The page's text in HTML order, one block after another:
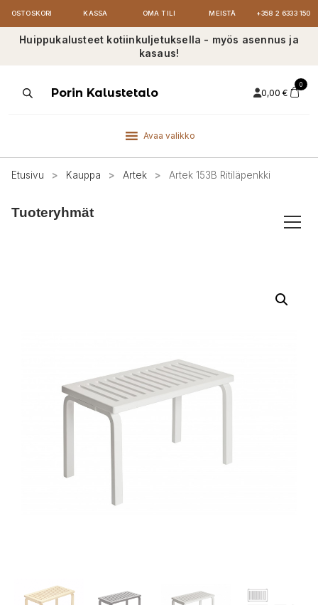
OSTOSKORI KASSA OMA TILI MEISTÄ +358 2 6333 150
Huippukalusteet kotiinkuljetuksella - myös asennus ja
kasaus!
ProductsPorin Kalustetalo 0,00 €
0
Avaa valikko
Etusivu > Kauppa > Artek > Artek 153B Ritiläpenkki
Tuoteryhmät